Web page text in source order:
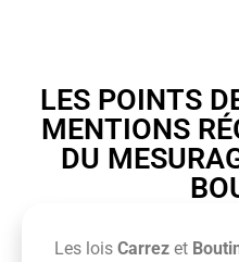
LES POINTS
MENTIONS
DU
Les lois Carrez et